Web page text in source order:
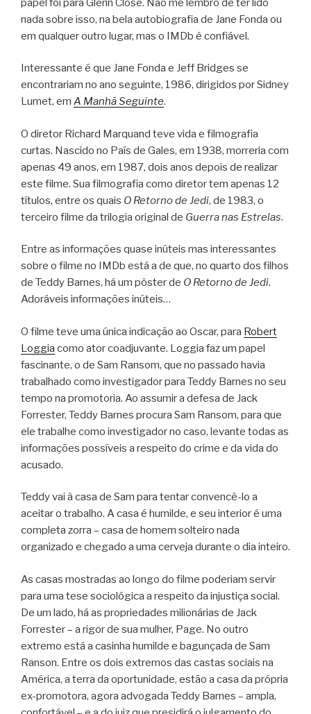
papel foi para Glenn Close. Não me lembro de ter lido
nada sobre isso, na bela autobiografia de Jane Fonda ou
em qualquer outro lugar, mas o IMDb é confiável.
Interessante é que Jane Fonda e Jeff Bridges se
encontrariam no ano seguinte, 1986, dirigidos por Sidney
Lumet, em A Manhã Seguinte.
O diretor Richard Marquand teve vida e filmografia
curtas. Nascido no País de Gales, em 1938, morreria com
apenas 49 anos, em 1987, dois anos depois de realizar
este filme. Sua filmografia como diretor tem apenas 12
títulos, entre os quais O Retorno de Jedi, de 1983, o
terceiro filme da trilogia original de Guerra nas Estrelas.
Entre as informações quase inúteis mas interessantes
sobre o filme no IMDb está a de que, no quarto dos filhos
de Teddy Barnes, há um pôster de O Retorno de Jedi.
Adoráveis informações inúteis…
O filme teve uma única indicação ao Oscar, para Robert
Loggia como ator coadjuvante. Loggia faz um papel
fascinante, o de Sam Ransom, que no passado havia
trabalhado como investigador para Teddy Barnes no seu
tempo na promotoria. Ao assumir a defesa de Jack
Forrester, Teddy Barnes procura Sam Ransom, para que
ele trabalhe como investigador no caso, levante todas as
informações possíveis a respeito do crime e da vida do
acusado.
Teddy vai à casa de Sam para tentar convencê-lo a
aceitar o trabalho. A casa é humilde, e seu interior é uma
completa zorra – casa de homem solteiro nada
organizado e chegado a uma cerveja durante o dia inteiro.
As casas mostradas ao longo do filme poderiam servir
para uma tese sociológica a respeito da injustiça social.
De um lado, há as propriedades milionárias de Jack
Forrester – a rigor de sua mulher, Page. No outro
extremo está a casinha humilde e bagunçada de Sam
Ranson. Entre os dois extremos das castas sociais na
América, a terra da oportunidade, estão a casa da própria
ex-promotora, agora advogada Teddy Barnes – ampla,